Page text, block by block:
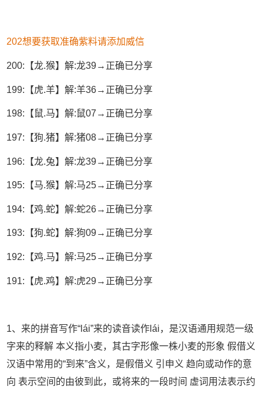
202想要获取准确紫料请添加威信
200:【龙.猴】解:龙39→正确已分享
199:【虎.羊】解:羊36→正确已分享
198:【鼠.马】解:鼠07→正确已分享
197:【狗.猪】解:猪08→正确已分享
196:【龙.兔】解:龙39→正确已分享
195:【马.猴】解:马25→正确已分享
194:【鸡.蛇】解:蛇26→正确已分享
193:【狗.蛇】解:狗09→正确已分享
192:【鸡.马】解:马25→正确已分享
191:【虎.鸡】解:虎29→正确已分享
1、来的拼音写作“lái”来的读音读作lái，是汉语通用规范一级
字来的释解 本义指小麦，其古字形像一株小麦的形象 假借义
汉语中常用的“到来”含义，是假借义 引申义 趋向或动作的意
向 表示空间的由彼到此，或将来的一段时间 虚词用法表示约